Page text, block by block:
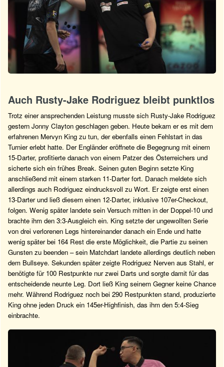
Auch Rusty-Jake Rodriguez bleibt punktlos
Trotz einer ansprechenden Leistung musste sich Rusty-Jake Rodriguez
gestern Jonny Clayton geschlagen geben. Heute bekam er es mit dem
erfahrenen Mervyn King zu tun, der ebenfalls einen Fehlstart in das
Turnier erlebt hatte. Der Engländer eröffnete die Begegnung mit einem
15-Darter, profitierte danach von einem Patzer des Österreichers und
sicherte sich ein frühes Break. Seinen guten Beginn setzte King
anschließend mit einem starken 11-Darter fort. Danach meldete sich
allerdings auch Rodriguez eindrucksvoll zu Wort. Er zeigte erst einen
13-Darter und ließ diesem einen 12-Darter, inklusive 107er-Checkout,
folgen. Wenig später landete sein Versuch mitten in der Doppel-10 und
brachte ihm den 3:3-Ausgleich ein. King setzte der ungewollten Serie
von drei verlorenen Legs hintereinander danach ein Ende und hatte
wenig später bei 164 Rest die erste Möglichkeit, die Partie zu seinen
Gunsten zu beenden – sein Matchdart landete allerdings deutlich neben
dem Bullseye. Sekunden später zeigte Rodriguez Nerven aus Stahl, er
benötigte für 100 Restpunkte nur zwei Darts und sorgte damit für das
entscheidende neunte Leg. Dort ließ King seinem Gegner keine Chance
mehr. Während Rodriguez noch bei 290 Restpunkten stand, produzierte
King ohne jeden Druck ein 145er-Highfinish, das ihm den 5:4-Sieg
einbrachte.